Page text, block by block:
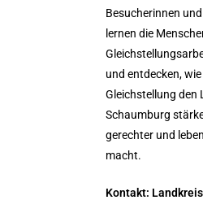
Besucherinnen
lernen die
und entdecken, wie
Gleichstellung den
Schaumburg
gerechter und
macht.
Kontakt: Landkreis